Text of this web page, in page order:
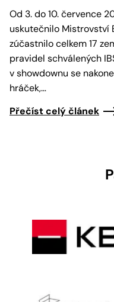
Od 3. do 10. července
uskutečnilo Mistrovství
zúčastnilo celkem 17
pravidel schválených
v showdownu se
hráček,…
Přečíst celý článek